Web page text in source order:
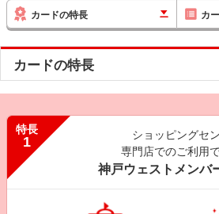
カードの特長 カ
カードの特長
特長
1
ショッピングセ
専門店でのご利用
神戸ウェストメンバ